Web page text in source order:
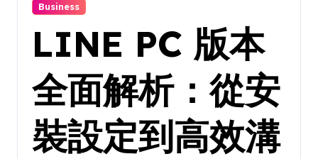
Business
LINE PC 版本
全面解析：從安
裝設定到高效溝